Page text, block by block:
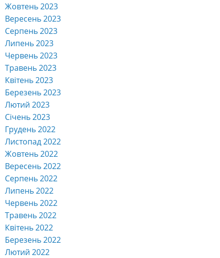
Жовтень 2023
Вересень 2023
Серпень 2023
Липень 2023
Червень 2023
Травень 2023
Квітень 2023
Березень 2023
Лютий 2023
Січень 2023
Грудень 2022
Листопад 2022
Жовтень 2022
Вересень 2022
Серпень 2022
Липень 2022
Червень 2022
Травень 2022
Квітень 2022
Березень 2022
Лютий 2022